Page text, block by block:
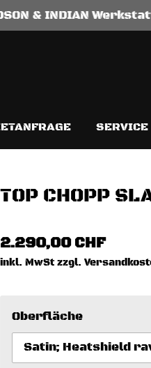
& INDIAN
SERVICE
TOP CHOPP
2.290,00 CHF
inkl. MwSt zzgl.
Oberfläche